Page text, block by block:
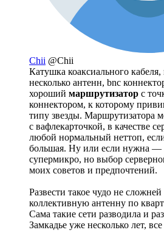
Chii @Chii
Катушка коаксиального кабеля,
несколько антенн, bnc
хороший маршрутизатор с
коннектором, к которому
типу звезды. Маршрутизатора
с вафлекарточкой, в качестве
любой нормальный неттоп,
большая. Ну или если нужна —
супермикро, но выбор
моих советов и предпочтений.
Развести такое чудо не
коллективную антенну по
Сама такие сети разводила и
Замкадье уже несколько лет,